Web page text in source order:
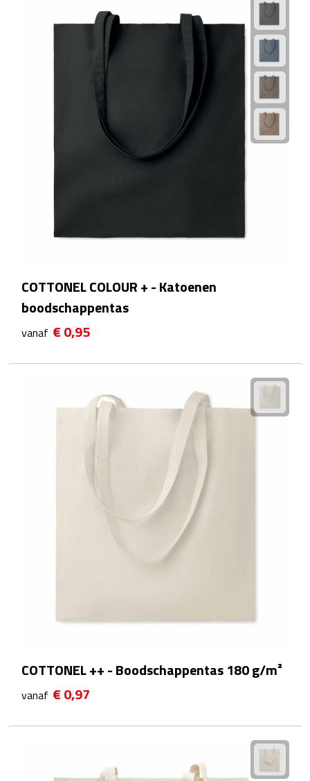
Zeepjes
Damesverzorging
Make up tools
Manicuresets
Parfum
Spiegels
Herenverzorging
Scheermesjes
Gezichtsmaskers & mondkapjes
Pillendoosjes
COTTONEL COLOUR + - Katoenen
boodschappentas
vanaf € 0,95
COTTONEL ++ - Boodschappentas 180 g/m²
vanaf € 0,97